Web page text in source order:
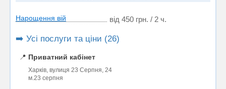
Нарощення вій від 450 грн. / 2 ч.
➡️ Усі послуги та ціни (26)
📍 Приватний кабінет
Харків, вулиця 23 Серпня, 24
м.23 серпня